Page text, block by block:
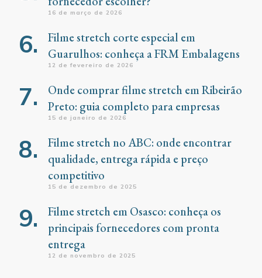
16 de março de 2026
Filme stretch corte especial em
Guarulhos: conheça a FRM Embalagens
12 de fevereiro de 2026
Onde comprar filme stretch em Ribeirão
Preto: guia completo para empresas
15 de janeiro de 2026
Filme stretch no ABC: onde encontrar
qualidade, entrega rápida e preço
competitivo
15 de dezembro de 2025
Filme stretch em Osasco: conheça os
principais fornecedores com pronta
entrega
12 de novembro de 2025